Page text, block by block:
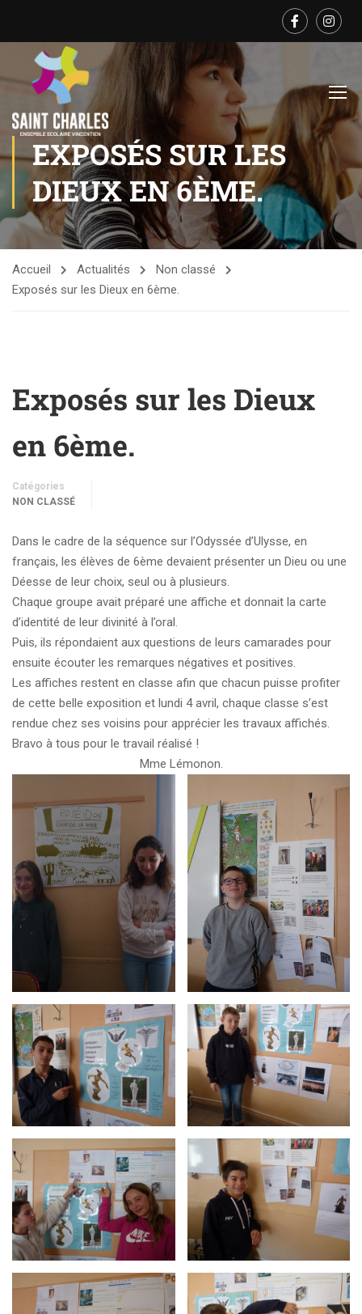
EXPOSÉS SUR LES
DIEUX EN 6ÈME.
Accueil Actualités
Non classé
Exposés sur les Dieux en 6ème.
Exposés sur les Dieux
en 6ème.
Catégories
NON CLASSÉ
Dans le cadre de la séquence sur l’Odyssée d’Ulysse, en
français, les élèves de 6ème devaient présenter un Dieu ou une
Déesse de leur choix, seul ou à plusieurs.
Chaque groupe avait préparé une affiche et donnait la carte
d’identité de leur divinité à l’oral.
Puis, ils répondaient aux questions de leurs camarades pour
ensuite écouter les remarques négatives et positives.
Les affiches restent en classe afin que chacun puisse profiter
de cette belle exposition et lundi 4 avril, chaque classe s’est
rendue chez ses voisins pour apprécier les travaux affichés.
Bravo à tous pour le travail réalisé !
Mme Lémonon.